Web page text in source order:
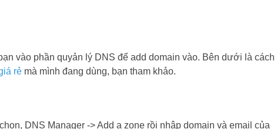
vào phần quyản lý DNS để add domain vào. Bên dưới là cách
rẻ mà mình đang dùng, bạn tham khảo.
chọn, DNS Manager -> Add a zone rồi nhập domain và email của